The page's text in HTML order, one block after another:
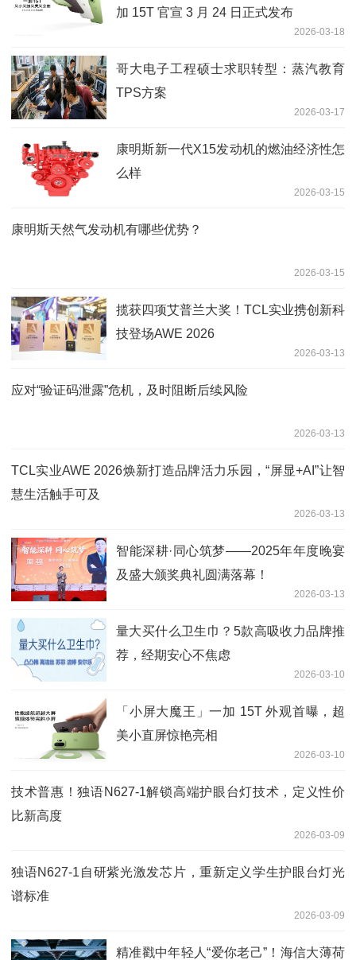
加 15T 官宣 3 月 24 日正式发布
2026-03-18
哥大电子工程硕士求职转型：蒸汽教育
TPS方案
2026-03-17
康明斯新一代X15发动机的燃油经济性怎
么样
2026-03-15
康明斯天然气发动机有哪些优势？
2026-03-15
揽获四项艾普兰大奖！TCL实业携创新科
技登场AWE 2026
2026-03-13
应对“验证码泄露”危机，及时阻断后续风险
2026-03-13
TCL实业AWE 2026焕新打造品牌活力乐园，“屏显+AI”让智
慧生活触手可及
2026-03-13
智能深耕·同心筑梦——2025年年度晚宴
及盛大颁奖典礼圆满落幕！
2026-03-13
量大买什么卫生巾？5款高吸收力品牌推
荐，经期安心不焦虑
2026-03-10
「小屏大魔王」一加 15T 外观首曝，超
美小直屏惊艳亮相
2026-03-10
技术普惠！独语N627-1解锁高端护眼台灯技术，定义性价
比新高度
2026-03-09
独语N627-1自研紫光激发芯片，重新定义学生护眼台灯光
谱标准
2026-03-09
精准戳中年轻人“爱你老己”！海信大薄荷